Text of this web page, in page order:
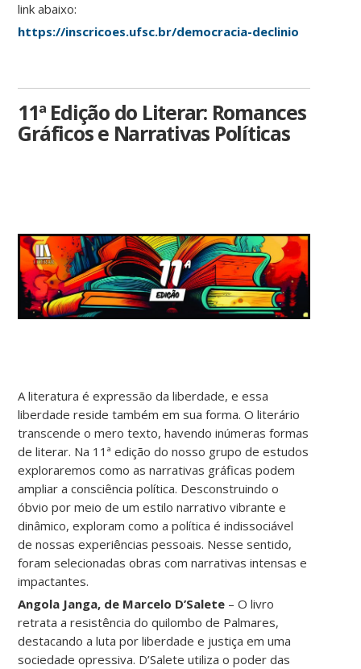
link abaixo:
https://inscricoes.ufsc.br/democracia-declinio
11ª Edição do Literar: Romances
Gráficos e Narrativas Políticas
A literatura é expressão da liberdade, e essa
liberdade reside também em sua forma. O literário
transcende o mero texto, havendo inúmeras formas
de literar. Na 11ª edição do nosso grupo de estudos
exploraremos como as narrativas gráficas podem
ampliar a consciência política. Desconstruindo o
óbvio por meio de um estilo narrativo vibrante e
dinâmico, exploram como a política é indissociável
de nossas experiências pessoais. Nesse sentido,
foram selecionadas obras com narrativas intensas e
impactantes.
Angola Janga, de Marcelo D’Salete – O livro
retrata a resistência do quilombo de Palmares,
destacando a luta por liberdade e justiça em uma
sociedade opressiva. D’Salete utiliza o poder das